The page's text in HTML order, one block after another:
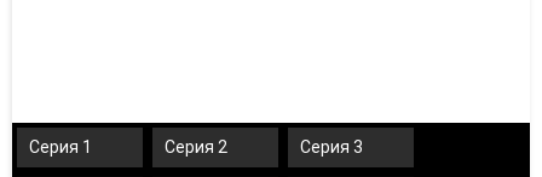
Серия 1 Серия 2 Серия 3